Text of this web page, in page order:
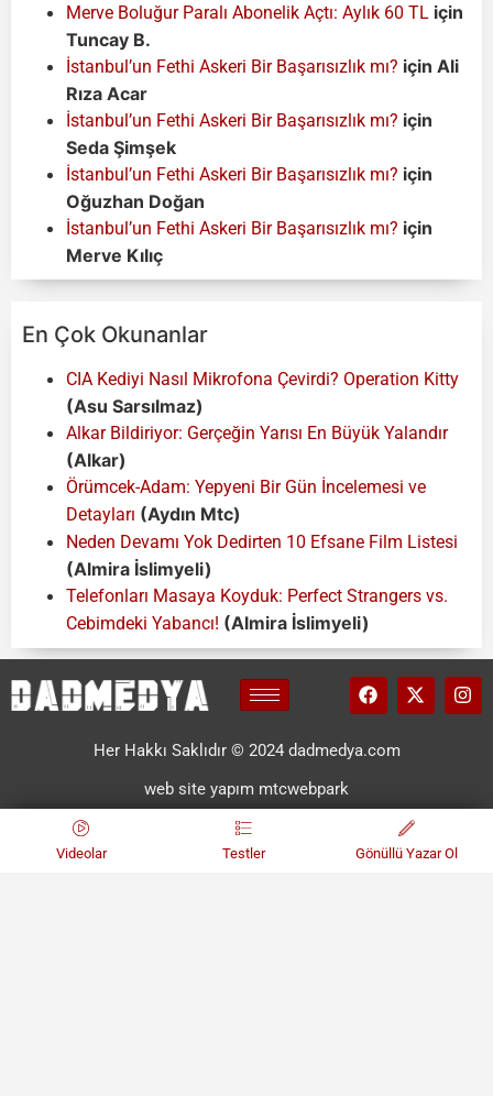
Merve Boluğur Paralı Abonelik Açtı: Aylık 60 TL için
Tuncay B.
İstanbul’un Fethi Askeri Bir Başarısızlık mı? için Ali
Rıza Acar
İstanbul’un Fethi Askeri Bir Başarısızlık mı? için
Seda Şimşek
İstanbul’un Fethi Askeri Bir Başarısızlık mı? için
Oğuzhan Doğan
İstanbul’un Fethi Askeri Bir Başarısızlık mı? için
Merve Kılıç
En Çok Okunanlar
CIA Kediyi Nasıl Mikrofona Çevirdi? Operation Kitty
(Asu Sarsılmaz)
Alkar Bildiriyor: Gerçeğin Yarısı En Büyük Yalandır
(Alkar)
Örümcek-Adam: Yepyeni Bir Gün İncelemesi ve
Detayları (Aydın Mtc)
Neden Devamı Yok Dedirten 10 Efsane Film Listesi
(Almira İslimyeli)
Telefonları Masaya Koyduk: Perfect Strangers vs.
Cebimdeki Yabancı! (Almira İslimyeli)
Her Hakkı Saklıdır © 2024 dadmedya.com
web site yapım mtcwebpark
Videolar Testler Gönüllü Yazar Ol